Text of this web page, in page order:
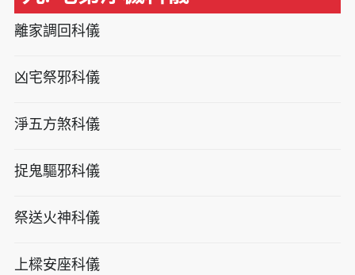
離家調回科儀
凶宅祭邪科儀
淨五方煞科儀
捉鬼驅邪科儀
祭送火神科儀
上樑安座科儀